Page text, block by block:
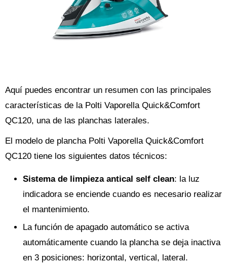
Aquí puedes encontrar un resumen con las principales
características de la Polti Vaporella Quick&Comfort
QC120, una de las planchas laterales.
El modelo de plancha Polti Vaporella Quick&Comfort
QC120 tiene los siguientes datos técnicos:
Sistema de limpieza antical self clean: la luz
indicadora se enciende cuando es necesario realizar
el mantenimiento.
La función de apagado automático se activa
automáticamente cuando la plancha se deja inactiva
en 3 posiciones: horizontal, vertical, lateral.